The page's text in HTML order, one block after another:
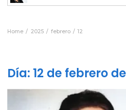
Home 2025 febrero 12
Día: 12 de febrero